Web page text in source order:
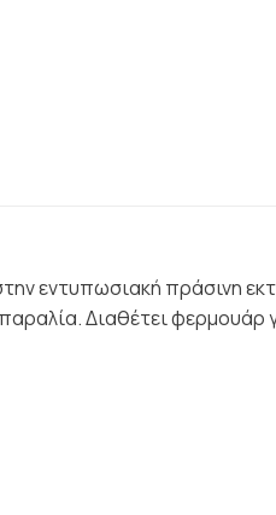
εντυπωσιακή πράσινη
Διαθέτει φερμουάρ